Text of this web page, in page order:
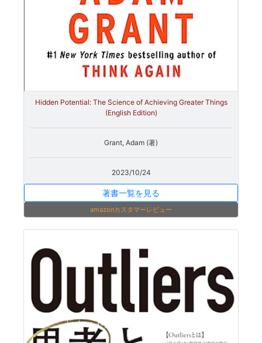
Hidden Potential: The Science of Achieving Greater Things
(English Edition)
Grant, Adam (著)
2023/10/24
著書一覧を見る
amazonカスタマーレビュー